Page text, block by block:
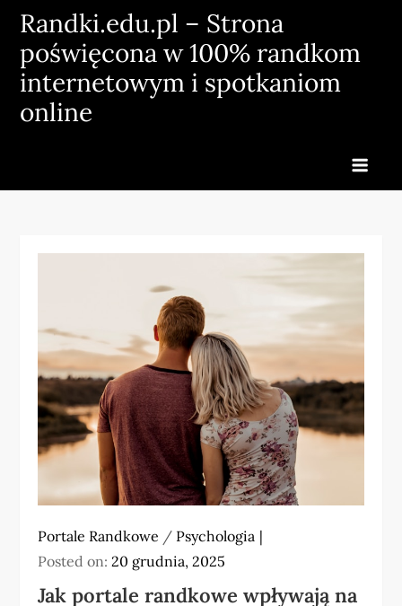
Skip
content
Randki.edu.pl – Strona
poświęcona w 100% randkom
internetowym i spotkaniom
online
Portale Randkowe / Psychologia
Posted on:20 grudnia, 2025
Jak portale randkowe wpływają na